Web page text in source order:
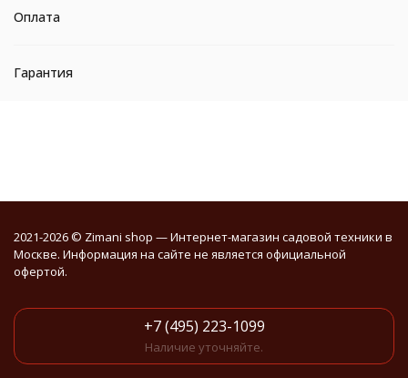
Оплата
Гарантия
2021-2026 © Zimani shop — Интернет-магазин садовой техники в
Москве. Информация на сайте не является официальной
офертой.
+7 (495) 223-1099
Наличие уточняйте.